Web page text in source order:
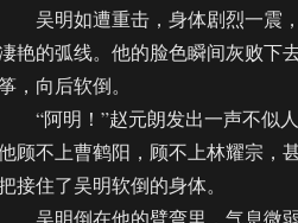
吴明如遭重击，身体剧烈一震，
艳的弧线。他的脸色瞬间灰败下
，向后软倒。
“阿明！”赵元朗发出一声不似人
顾不上曹鹤阳，顾不上林耀宗，
接住了吴明软倒的身体。
吴明倒在他的臂弯里，气息微弱